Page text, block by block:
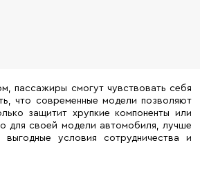
пассажиры смогут чувствовать себя
что современные модели позволяют
защитит хрупкие компоненты или
для своей модели автомобиля, лучше
условия сотрудничества и